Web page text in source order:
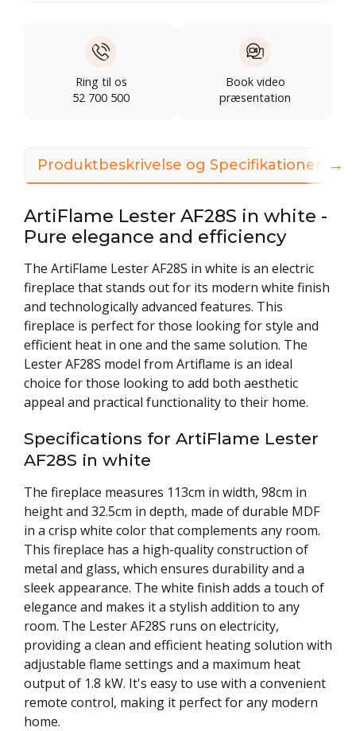
Ring til os
52 700 500
Book video
præsentation
Produktbeskrivelse og Specifikationer
ArtiFlame Lester AF28S in white -
Pure elegance and efficiency
The ArtiFlame Lester AF28S in white is an electric
fireplace that stands out for its modern white finish
and technologically advanced features. This
fireplace is perfect for those looking for style and
efficient heat in one and the same solution. The
Lester AF28S model from Artiflame is an ideal
choice for those looking to add both aesthetic
appeal and practical functionality to their home.
Specifications for ArtiFlame Lester
AF28S in white
The fireplace measures 113cm in width, 98cm in
height and 32.5cm in depth, made of durable MDF
in a crisp white color that complements any room.
This fireplace has a high-quality construction of
metal and glass, which ensures durability and a
sleek appearance. The white finish adds a touch of
elegance and makes it a stylish addition to any
room. The Lester AF28S runs on electricity,
providing a clean and efficient heating solution with
adjustable flame settings and a maximum heat
output of 1.8 kW. It's easy to use with a convenient
remote control, making it perfect for any modern
home.
→